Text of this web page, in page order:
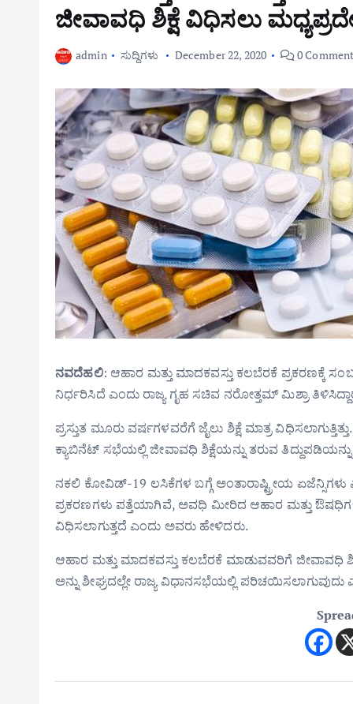
ಜೀವಾವಧಿ ಶಿಕ್ಷೆ ವಿಧಿಸಲು
admin ಸುದ್ದಿಗಳು December 22, 2020 0
ನವದೆಹಲಿ: ಆಹಾರ ಮತ್ತು ಮಾದಕವಸ್ತು ಕಲಬೆರಕೆ ಪ್ರಕರಣಕ್ಕೆ
ನಿರ್ಧರಿಸಿದೆ ಎಂದು ರಾಜ್ಯ ಗೃಹ ಸಚಿವ ನರೋತ್ತಮ್ ಮಿಶ್ರಾ
ಪ್ರಸ್ತುತ ಮೂರು ವರ್ಷಗಳವರೆಗೆ ಜೈಲು ಶಿಕ್ಷೆ ಮಾತ್ರ
ಕ್ಯಾಬಿನೆಟ್ ಸಭೆಯಲ್ಲಿ ಜೀವಾವಧಿ ಶಿಕ್ಷೆಯನ್ನು ತರುವ
ನಕಲಿ ಕೋವಿಡ್-19 ಲಸಿಕೆಗಳ ಬಗ್ಗೆ ಅಂತಾರಾಷ್ಟ್ರೀಯ ಏಜೆನ್ಸಿಗಳು
ಪ್ರಕರಣಗಳು ಪತ್ತೆಯಾಗಿವೆ, ಅವಧಿ ಮೀರಿದ ಆಹಾರ ಮತ್ತು
ವಿಧಿಸಲಾಗುತ್ತದೆ ಎಂದು ಅವರು ಹೇಳಿದರು.
ಆಹಾರ ಮತ್ತು ಮಾದಕವಸ್ತು ಕಲಬೆರಕೆ ಮಾಡುವವರಿಗೆ ಜೀವಾವಧಿ
ಅನ್ನು ಶೀಘ್ರದಲ್ಲೇ ರಾಜ್ಯ ವಿಧಾನಸಭೆಯಲ್ಲಿ ಪರಿಚಯಿಸಲಾಗುವುದು